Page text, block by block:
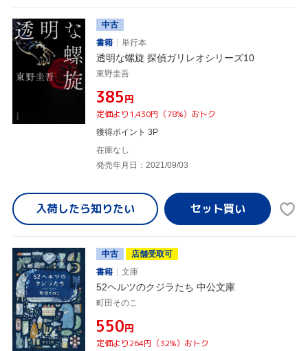
中古
書籍
単行本
透明な螺旋 探偵ガリレオシリーズ10
東野圭吾
¥385円
定価より1,430円（78%）おトク
獲得ポイント 3P
在庫なし
発売年月日：2021/09/03
入荷したら知りたい
中古
店舗受取可
書籍
文庫
52ヘルツのクジラたち 中公文庫
町田そのこ
¥550円
定価より264円（32%）おトク